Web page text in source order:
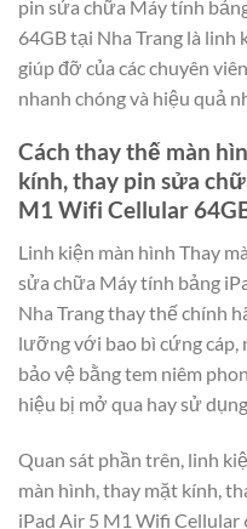
pin sửa chữa Máy tính
64GB tại Nha Trang là linh
giúp đỡ của các chuyên
nhanh chóng và hiệu quả
Cách thay thế màn
kính, thay pin sửa
M1 Wifi Cellular
Linh kiện màn hình Thay
sửa chữa Máy tính bảng
Nha Trang thay thế chính
lưỡng với bao bì cứng cáp,
bảo vệ bằng tem niêm
hiệu bị mở qua hay sử
Quan sát phần trên, linh
màn hình, thay mặt kính,
iPad Air 5 M1 Wifi Cellular